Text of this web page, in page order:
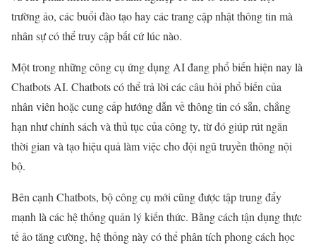
trường ảo, các buổi đào tạo hay các trang cập nhật thông tin mà
nhân sự có thể truy cập bất cứ lúc nào.
Một trong những công cụ ứng dụng AI đang phổ biến hiện nay là
Chatbots AI. Chatbots có thể trả lời các câu hỏi phổ biến của
nhân viên hoặc cung cấp hướng dẫn về thông tin có sẵn, chẳng
hạn như chính sách và thủ tục của công ty, từ đó giúp rút ngắn
thời gian và tạo hiệu quả làm việc cho đội ngũ truyền thông nội
bộ.
Bên cạnh Chatbots, bộ công cụ mới cũng được tập trung đẩy
mạnh là các hệ thống quản lý kiến thức. Bằng cách tận dụng thực
tế ảo tăng cường, hệ thống này có thể phân tích phong cách học